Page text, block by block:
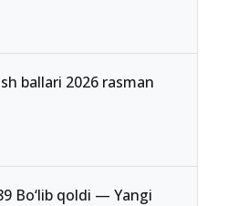
ballari 2026 rasman
Bo‘lib qoldi — Yangi